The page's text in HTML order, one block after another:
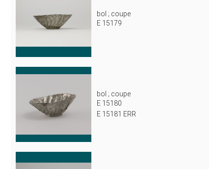
bol ; coupe
E 15179
bol ; coupe
E 15180
E 15181 ERR